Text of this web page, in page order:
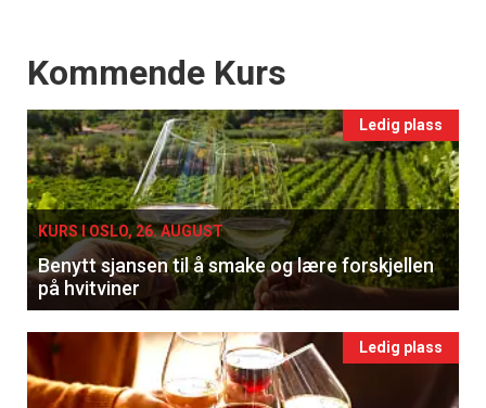
Events
Kommende Kurs
Ledig plass
KURS I OSLO, 26. AUGUST
Benytt sjansen til å smake og lære forskjellen
på hvitviner
Ledig plass